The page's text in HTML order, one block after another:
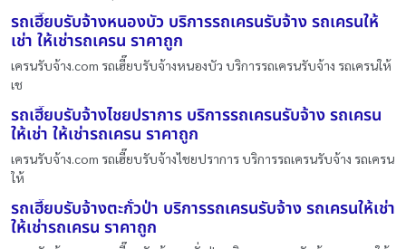
รถเฮี๊ยบรับจ้างหนองบัว บริการรถเครนรับจ้าง รถเครนให้
เช่า ให้เช่ารถเครน ราคาถูก
เครนรับจ้าง.com รถเฮี๊ยบรับจ้างหนองบัว บริการรถเครนรับจ้าง รถเครนให้
เช
รถเฮี๊ยบรับจ้างไชยปราการ บริการรถเครนรับจ้าง รถเครน
ให้เช่า ให้เช่ารถเครน ราคาถูก
เครนรับจ้าง.com รถเฮี๊ยบรับจ้างไชยปราการ บริการรถเครนรับจ้าง รถเครน
ให้
รถเฮี๊ยบรับจ้างตะกั่วป่า บริการรถเครนรับจ้าง รถเครนให้เช่า
ให้เช่ารถเครน ราคาถูก